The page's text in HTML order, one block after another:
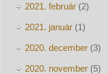
2021. február(2)
2021. január(1)
2020. december(3)
2020. november(5)